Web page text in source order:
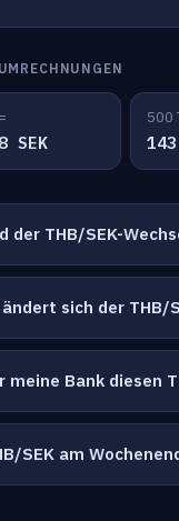
SEK
500
der THB/SEK-
sich der THB/
meine Bank diesen
SEK am